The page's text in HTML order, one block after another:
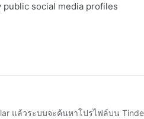
social media profiles
แล้วระบบจะค้นหาโปรไฟล์บน